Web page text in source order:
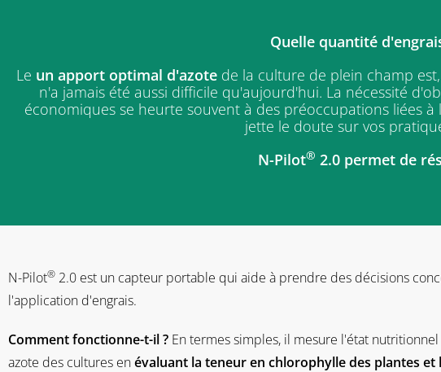
Quelle quantité
Le un apport optimal d'azote de la culture de plein champ
n'a jamais été aussi difficile qu'aujourd'hui. La nécessité
économiques se heurte souvent à des préoccupations liées
jette le doute sur vos
N-Pilot® 2.0 permet de
N-Pilot® 2.0 est un capteur portable qui aide à prendre des décisions
l'application d'engrais.
Comment fonctionne-t-il ? En termes simples, il mesure l'état
azote des cultures enévaluant la teneur en chlorophylle des plantes et